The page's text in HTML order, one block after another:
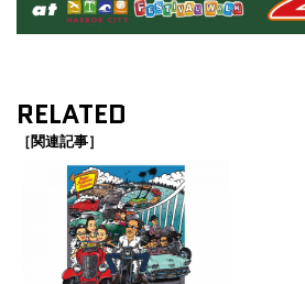
RELATED
［関連記事］